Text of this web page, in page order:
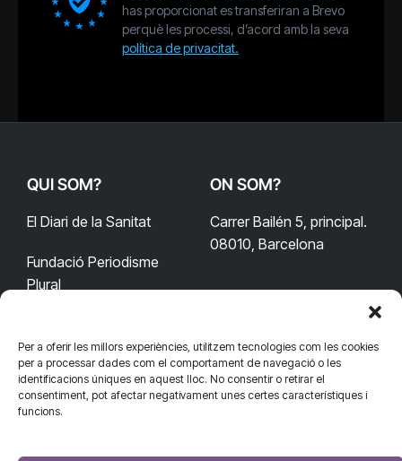
Per a oferir les millors experiències, utilitzem tecnologies com les cookies
per a processar dades com el comportament de navegació o les
identificacions úniques en aquest lloc. No consentir o retirar el
consentiment, pot afectar negativament unes certes característiques i
funcions.
has proporcionat es transferiran a Brevo
perquè les processi, d’acord amb la seva
política de privacitat.
QUI SOM?
El Diari de la Sanitat
Fundació Periodisme
Plural
ON SOM?
Carrer Bailén 5, principal.
08010, Barcelona
CONTACTA'NS
redaccio@diarisanitat.cat
CONNECTA